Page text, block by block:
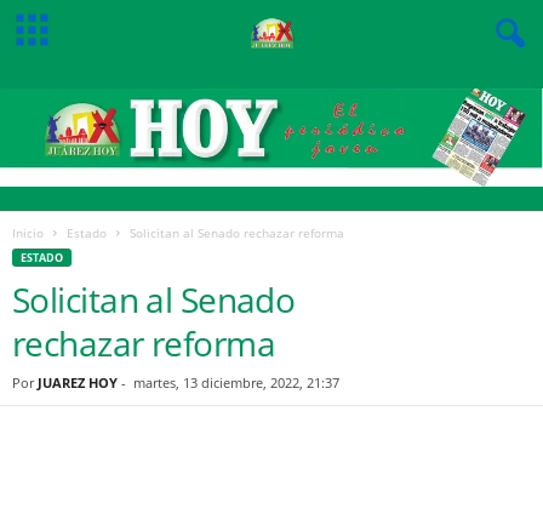
Inicio Estado Solicitan al Senado rechazar reforma
ESTADO
Solicitan al Senado
rechazar reforma
Por JUAREZ HOY - martes, 13 diciembre, 2022, 21:37